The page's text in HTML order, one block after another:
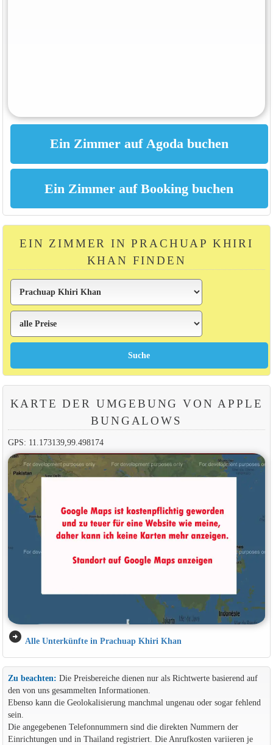
EIN ZIMMER IN PRACHUAP KHIRI
KHAN FINDEN
KARTE DER UMGEBUNG VON APPLE
BUNGALOWS
GPS: 11.173139,99.498174
arrow_circle_right Alle Unterkünfte in Prachuap Khiri Khan
Zu beachten: Die Preisbereiche dienen nur als Richtwerte basierend auf
den von uns gesammelten Informationen.
Ebenso kann die Geolokalisierung manchmal ungenau oder sogar fehlend
sein.
Die angegebenen Telefonnummern sind die direkten Nummern der
Einrichtungen und in Thailand registriert. Die Anrufkosten variieren je